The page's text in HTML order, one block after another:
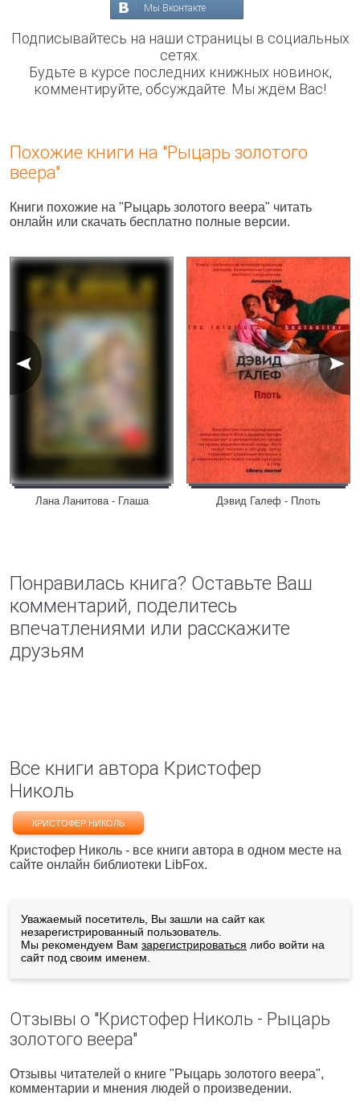
Мы Вконтакте
Подписывайтесь на наши страницы в социальных
сетях.
Будьте в курсе последних книжных новинок,
комментируйте, обсуждайте. Мы ждём Вас!
Похожие книги на "Рыцарь золотого
веера"
Книги похожие на "Рыцарь золотого веера" читать
онлайн или скачать бесплатно полные версии.
Лана Ланитова - Глаша Дэвид Галеф - Плоть
Понравилась книга? Оставьте Ваш
комментарий, поделитесь
впечатлениями или расскажите
друзьям
Все книги автора Кристофер
Николь
КРИСТОФЕР НИКОЛЬ
Кристофер Николь - все книги автора в одном месте на
сайте онлайн библиотеки LibFox.
Уважаемый посетитель, Вы зашли на сайт как
незарегистрированный пользователь.
Мы рекомендуем Вам зарегистрироваться либо войти на
сайт под своим именем.
Отзывы о "Кристофер Николь - Рыцарь
золотого веера"
Отзывы читателей о книге "Рыцарь золотого веера",
комментарии и мнения людей о произведении.